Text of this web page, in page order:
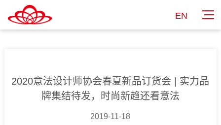
EN
2020意法设计师协会春夏新品订货会 | 实力品
牌集结待发，时尚新趋还看意法
2019-11-18